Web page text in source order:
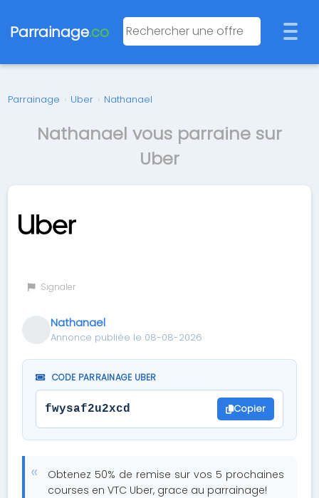
Parrainage.co
Parrainage › Uber › Nathanael
Nathanael vous parraine sur
Uber
Signaler
Nathanael
Annonce publiée le 08-08-2026
CODE PARRAINAGE UBER
fwysaf2u2xcd Copier
Obtenez 50% de remise sur vos 5 prochaines
courses en VTC Uber, grace au parrainage!